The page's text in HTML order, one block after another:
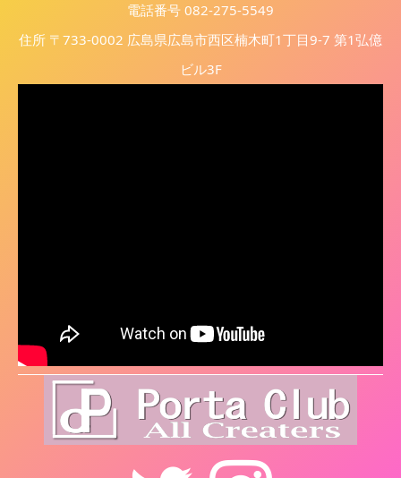
電話番号 082-275-5549
住所 〒733-0002 広島県広島市西区楠木町1丁目9-7 第1弘億
ビル3F